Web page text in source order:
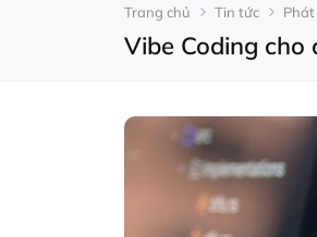
Trang chủ Tin tức Phát
Vibe Coding